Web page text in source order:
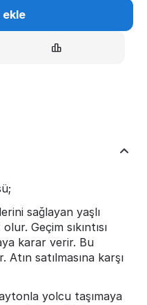
ekle
sağlayan yaşlı
Geçim sıkıntısı
karar verir. Bu
satılmasına karşı
yolcu taşımaya